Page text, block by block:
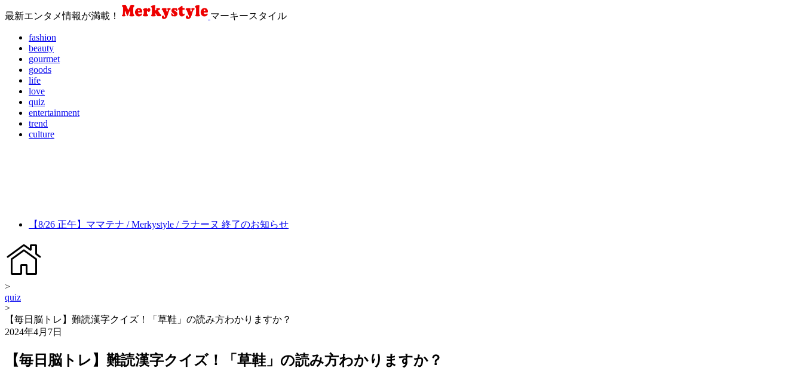
最新エンタメ情報が満載！ マーキースタイル
fashion
beauty
gourmet
goods
life
love
quiz
entertainment
trend
culture
【8/26 正午】ママテナ / Merkystyle / ラナーヌ 終了のお知らせ
>
quiz
>
【毎日脳トレ】難読漢字クイズ！「草鞋」の読み方わかりますか？
2024年4月7日
【毎日脳トレ】難読漢字クイズ！「草鞋」の読み方わかりますか？